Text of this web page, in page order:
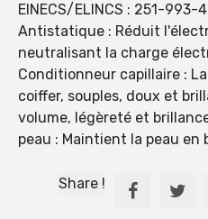
EINECS/ELINCS : 251-
Antistatique : Réduit
neutralisant la charge
Conditionneur capillaire :
coiffer, souples, doux et
volume, légèreté et
peau : Maintient la peau en
Share !